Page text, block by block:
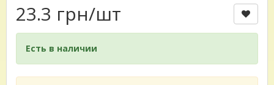
23.3 грн/шт
Есть в наличии